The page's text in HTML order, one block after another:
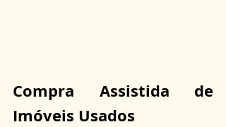
Compra Assistida de
Imóveis Usados